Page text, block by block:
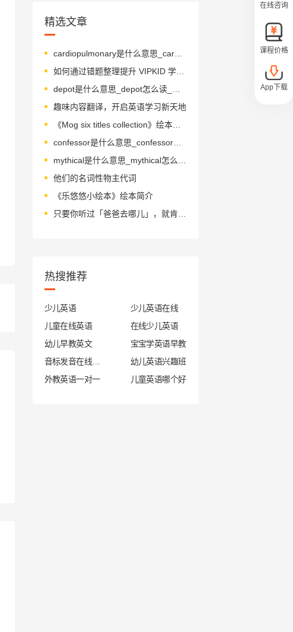
精选文章
cardiopulmonary是什么意思_cardiopulmonary怎么读_音标ˌkɑ-dɪəʊ'pʌlmənərɪ
如何通过错题整理提升 VIPKID 学员英语？
趣味内容翻译，开启英语学习新天地
《Mog six titles collection》绘本简介
confessor是什么意思_confessor怎么读_音标kənˈfesə(r)
他们的名词性物主代词
《乐悠悠小绘本》绘本简介
热搜推荐
少儿英语
少儿英语在线
儿童在线英语
在线少儿英语
幼儿早教英文
宝宝学英语早教
幼儿英语兴趣班
外教英语一对一
儿童英语哪个好
在线咨询
课程价格
App下载